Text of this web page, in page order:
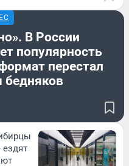
В России
популярность
перестал
бедняков